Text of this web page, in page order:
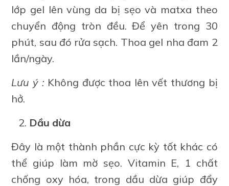
lớp gel lên vùng da bị sẹo và matxa theo
chuyển động tròn đều. Để yên trong 30
phút, sau đó rửa sạch. Thoa gel nha đam 2
lần/ngày.
Lưu ý : Không được thoa lên vết thương bị
hở.
Dầu dừa
Đây là một thành phần cực kỳ tốt khác có
thể giúp làm mờ sẹo. Vitamin E, 1 chất
chống oxy hóa, trong dầu dừa giúp đẩy